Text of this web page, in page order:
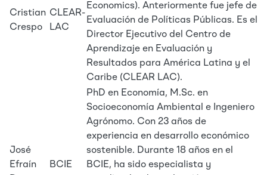
Cristian
Crespo
CLEAR-
LAC
Economics). Anteriormente fue jefe de
Evaluación de Políticas Públicas. Es el
Director Ejecutivo del Centro de
Aprendizaje en Evaluación y
Resultados para América Latina y el
Caribe (CLEAR LAC).
José
Efraín
BCIE
PhD en Economía, M.Sc. en
Socioeconomía Ambiental e Ingeniero
Agrónomo. Con 23 años de
experiencia en desarrollo económico
sostenible. Durante 18 años en el
BCIE, ha sido especialista y